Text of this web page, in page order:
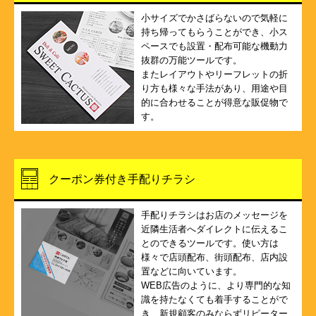
小サイズでかさばらないので気軽に
持ち帰ってもらうことができ、小ス
ペースでも設置・配布可能な機動力
抜群の万能ツールです。
またレイアウトやリーフレットの折
り方も様々な手法があり、用途や目
的に合わせることが得意な販促物で
す。
クーポン券付き手配りチラシ
手配りチラシはお店のメッセージを
近隣生活者へダイレクトに伝えるこ
とのできるツールです。使い方は
様々で店頭配布、街頭配布、店内設
置などに向いています。
WEB広告のように、より専門的な知
識を持たなくても着手することがで
き、新規顧客のみならずリピーター